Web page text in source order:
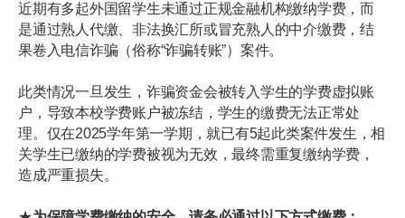
近期有多起外国留学生未通过正规金融机构缴纳学费，而
是通过熟人代缴、非法换汇所或冒充熟人的中介缴费，结
果卷入电信诈骗（俗称“诈骗转账”）案件。
此类情况一旦发生，诈骗资金会被转入学生的学费虚拟账
户，导致本校学费账户被冻结，学生的缴费无法正常处
理。仅在2025学年第一学期，就已有5起此类案件发生，相
关学生已缴纳的学费被视为无效，最终需重复缴纳学费，
造成严重损失。